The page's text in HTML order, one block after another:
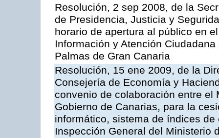
Resolución, 2 sep 2008, de la
de Presidencia, Justicia y
horario de apertura al público en
Información y Atención
Palmas de Gran Canaria
Resolución, 15 ene 2009, de la
Consejería de Economía y
convenio de colaboración entre
Gobierno de Canarias, para la
informático, sistema de índices
Inspección General del Ministerio